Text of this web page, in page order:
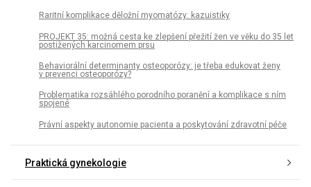
Raritní komplikace děložní myomatózy: kazuistiky
PROJEKT 35: možná cesta ke zlepšení přežití žen ve věku do 35 let
postižených karcinomem prsu
Behaviorální determinanty osteoporózy: je třeba edukovat ženy
v prevenci osteoporózy?
Problematika rozsáhlého porodního poranění a komplikace s ním
spojené
Právní aspekty autonomie pacienta a poskytování zdravotní péče
Praktická gynekologie